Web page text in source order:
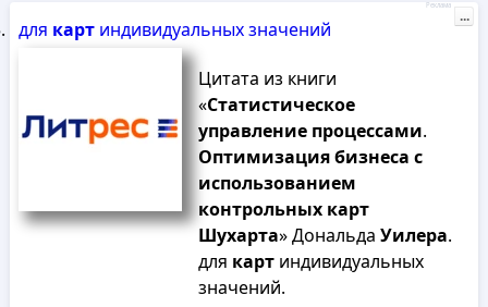
для картиндивидуальных значений
Цитата из книги
«Статистическое
управление процессами.
Оптимизациябизнеса с
использованием
контрольных карт
Шухарта» Дональда Уилера.
для картиндивидуальных
значений.
Реклама
...